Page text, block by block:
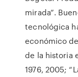
mirada”.
tecnológica
económico
de la historia
1976, 2005;